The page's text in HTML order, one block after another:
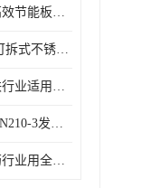
数据中心浅波纹高效节能板式换热器
湖南高效节能BR可拆式不锈钢板式换热器厂家定制
化工、电力、钢铁行业适用冷却冷凝蒸发加热不锈钢可拆式板式换热器
湖南怀化KHZD-BN210-3发动机柴油冷却钎焊机板式热交换器
湖南衡阳化工农药行业用全焊接板式冷凝器专业定制